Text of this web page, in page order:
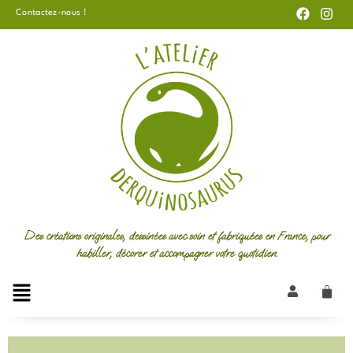
Aller
Contactez-nous !
a
c
n
s
Des créations originales, dessinées avec soin et fabriquées en France, pour
habiller, décorer et accompagner votre quotidien.